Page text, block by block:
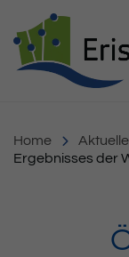
Home
Ergebnisses der